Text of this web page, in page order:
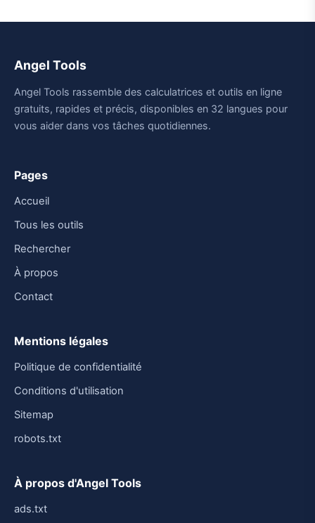
Angel Tools
Angel Tools rassemble des calculatrices et outils en ligne
gratuits, rapides et précis, disponibles en 32 langues pour
vous aider dans vos tâches quotidiennes.
Pages
Accueil
Tous les outils
Rechercher
À propos
Contact
Mentions légales
Politique de confidentialité
Conditions d'utilisation
Sitemap
robots.txt
À propos d'Angel Tools
ads.txt